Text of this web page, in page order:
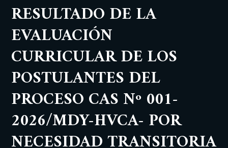
RESULTADO DE LA
EVALUACIÓN
CURRICULAR DE LOS
POSTULANTES DEL
PROCESO CAS Nº 001-
2026/MDY-HVCA- POR